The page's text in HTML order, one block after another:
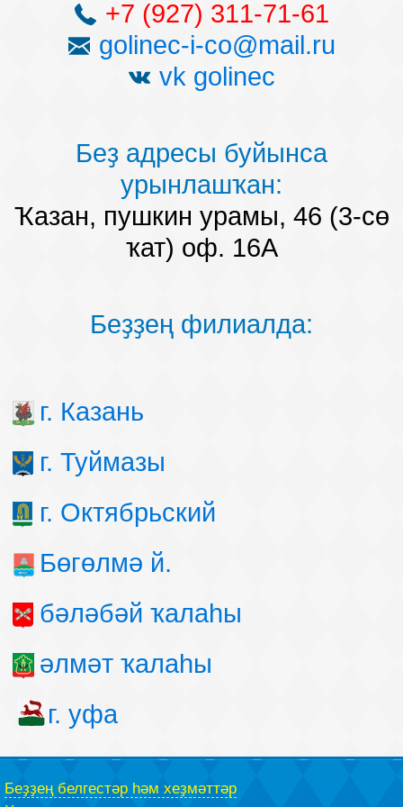
квалификациялы юрист ярҙамына практика
тәртибен һәм уларҙы оло тормошҡа ашырылмай
ҡала, ә кәрәк саҡта, кәрәкле документтар пакетын
йыйыу һәм суд беҙ һеҙҙең мәнфәғәтте яҡланым.
+7 (927) 311-71-61
golinec-i-co@mail.ru
vk golinec
Беҙ адресы буйынса
урынлашҡан:
Ҡазан, пушкин урамы, 46 (3-сө
ҡат) оф. 16А
Беҙҙең филиалда:
г. Казань
г. Туймазы
г. Октябрьский
Бөгөлмә й.
бәләбәй ҡалаһы
әлмәт ҡалаһы
г. уфа
Беҙҙең белгестәр һәм хеҙмәттәр